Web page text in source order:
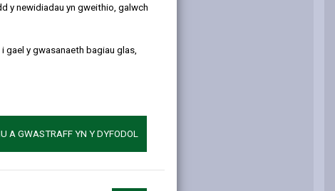
y newidiadau yn gweithio, galwch
gael y gwasanaeth bagiau glas,
A GWASTRAFF YN Y DYFODOL
Dyled